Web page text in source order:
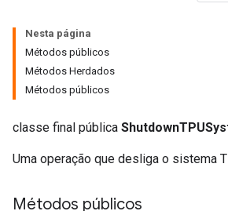
Nesta página
Métodos públicos
Métodos Herdados
Métodos públicos
classe final pública
Uma operação que desliga o sistema
Métodos públicos